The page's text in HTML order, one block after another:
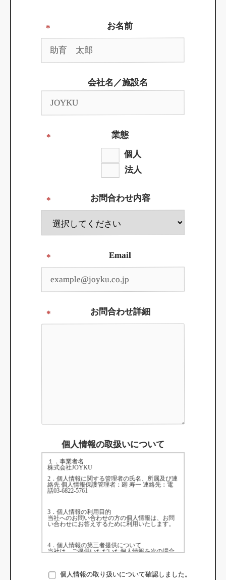
* お名前
会社名／施設名
*
業態
個人
法人
* お問合わせ内容
* Email
* お問合わせ詳細
個人情報の取扱いについて
１．事業者名
株式会社JOYKU
2．個人情報に関する管理者の氏名、所属及び連
絡先 個人情報保護管理者：廻 寿一 連絡先：電
話03-6822-5761
3．個人情報の利用目的
当社へのお問い合わせの方の個人情報は、お問
い合わせにお答えするために利用いたします。
4．個人情報の第三者提供について
当社は、ご提供いただいた個人情報を次の場合
・法令に基づく場合
・人の生命、身体又は財産の保護のために必要
個人情報の取り扱いについて確認しました。